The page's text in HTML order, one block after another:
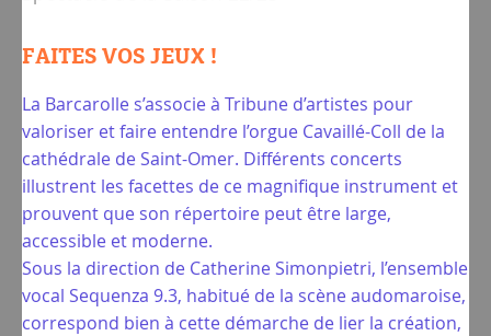
FAITES VOS JEUX !
La Barcarolle s’associe à Tribune d’artistes pour
valoriser et faire entendre l’orgue Cavaillé-Coll de la
cathédrale de Saint-Omer. Différents concerts
illustrent les facettes de ce magnifique instrument et
prouvent que son répertoire peut être large,
accessible et moderne.
Sous la direction de Catherine Simonpietri, l’ensemble
vocal Sequenza 9.3, habitué de la scène audomaroise,
correspond bien à cette démarche de lier la création,